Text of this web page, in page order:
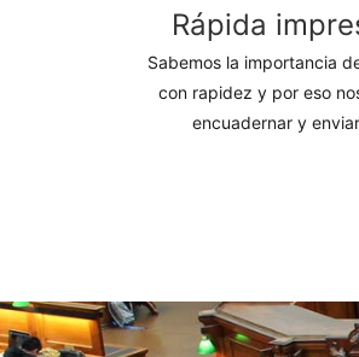
Rápida
Sabemos la importancia
con rapidez y por eso
encuadernar y